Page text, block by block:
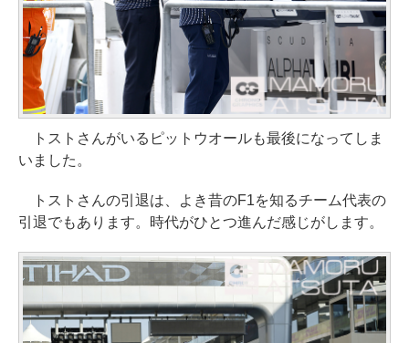
トストさんがいるピットウオールも最後になってしま
いました。
トストさんの引退は、よき昔のF1を知るチーム代表の
引退でもあります。時代がひとつ進んだ感じがします。